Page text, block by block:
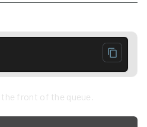
front of the queue.